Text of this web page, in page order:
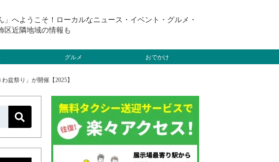
へようこそ！ローカルなニュース・イベント・グルメ・
区近隣地域の情報も
グルメ おでかけ
盆祭り」が開催【2025】